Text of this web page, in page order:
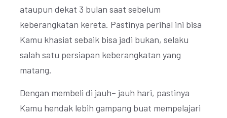
ataupun dekat 3 bulan saat sebelum
keberangkatan kereta. Pastinya perihal ini bisa
Kamu khasiat sebaik bisa jadi bukan, selaku
salah satu persiapan keberangkatan yang
matang.
Dengan membeli di jauh– jauh hari, pastinya
Kamu hendak lebih gampang buat mempelajari